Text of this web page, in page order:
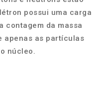
possui uma carga
contagem da massa
apenas as partículas
núcleo.